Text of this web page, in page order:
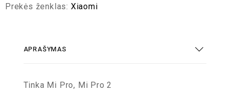
Prekės ženklas: Xiaomi
APRAŠYMAS
Tinka Mi Pro, Mi Pro 2